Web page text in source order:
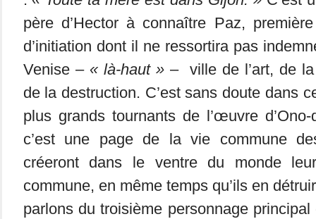
père d’Hector à connaître Paz,
d’initiation dont il ne ressortira pas
Venise – « là-haut »– ville de l’art, de la
de la destruction. C’est sans doute dans
plus grands tournants de l’œuvre
c’est une page de la vie commune
créeront dans le ventre du monde
commune, en même temps qu’ils en
parlons du troisième personnage principal